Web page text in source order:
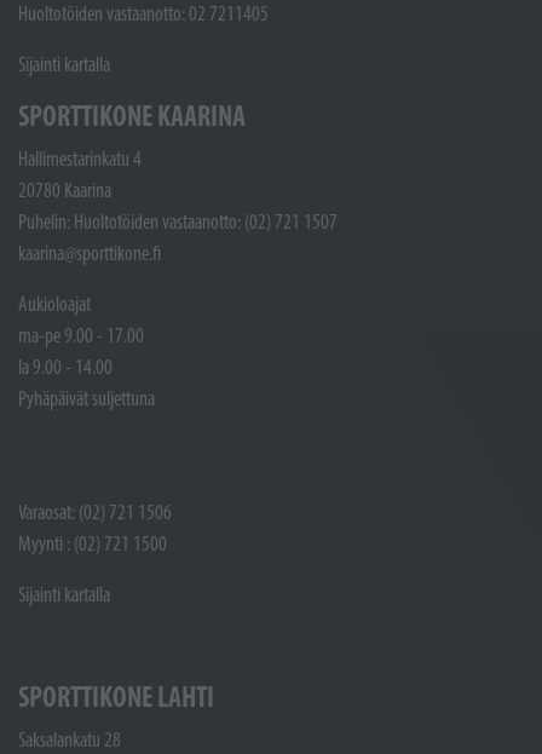
Huoltotöiden vastaanotto: 02 7211405
Sijainti kartalla
SPORTTIKONE KAARINA
Hallimestarinkatu 4
20780 Kaarina
Puhelin: Huoltotöiden vastaanotto: (02) 721 1507
kaarina@sporttikone.fi
Aukioloajat
ma-pe 9.00 - 17.00
la 9.00 - 14.00
Pyhäpäivät suljettuna
Varaosat: (02) 721 1506
Myynti : (02) 721 1500
Sijainti kartalla
SPORTTIKONE LAHTI
Saksalankatu 28